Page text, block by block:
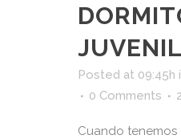
Posted at 09:45h
0 Comments
2
Cuando tenemos